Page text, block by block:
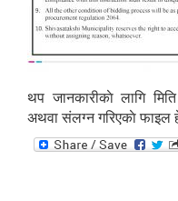
थप जानकारीकाे लागि
अथवा संलग्न गरिएकाे फाइल